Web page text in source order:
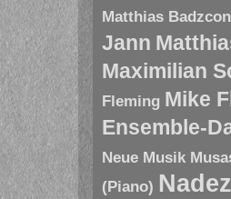
Matthias
Jann
Maximilian
Fleming Mike
Ensemble-
Neue Musik
(Piano)